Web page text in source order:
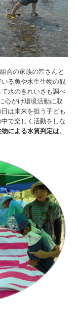
合の家族の皆さんと
る魚や水生生物の観
水のきれいさも調べ
心がけ環境活動に取
は未来を担う子ども
で楽しく活動をしな
による水質判定は、